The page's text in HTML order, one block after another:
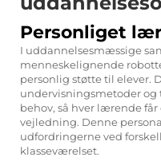
Personliget
I uddannelsesmæssige
menneskelignende
personlig støtte til elever.
undervisningsmetoder og
behov, så hver lærende
vejledning. Denne
udfordringerne ved
klasseværelset.